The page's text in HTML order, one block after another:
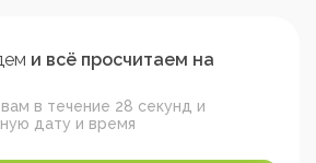
и всё просчитаем на
в течение 28 секунд и
дату и время